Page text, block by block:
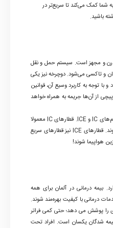
شما کمک می‌کند تا سریع‌تر در
باشید.
و مجهز است. سیستم حمل و نقل
و تاکسی می‌شود. دوچرخه نیز یکی
با توجه به کاربرد وسیع آن، قوانین
از آن‌ها جریمه به همراه خواهد
همچنین، در آلمان قطارهایی وجود دارند با نام‌های IC و ICE. قطارهای IC معمولا
برای مسافت‌های بین شهری استفاده می‌شوند. قطارهای ICE نیز قطارهای سریع
هواپیما شوند!
بیمه درمانی در آلمان برای همه
درمانی با کیفیت بهره‌مند شوند.
را پوشش می دهد؛ حتی کمی فراتر
شدگان یکسان است. افراد تحت